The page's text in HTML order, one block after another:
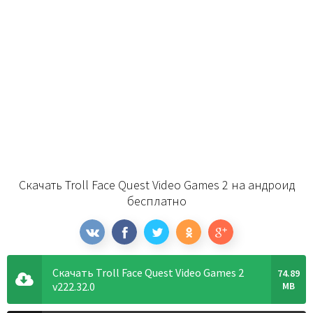
Скачать Troll Face Quest Video Games 2 на андроид
бесплатно
Скачать Troll Face Quest Video Games 2
v222.32.0
74.89
MB